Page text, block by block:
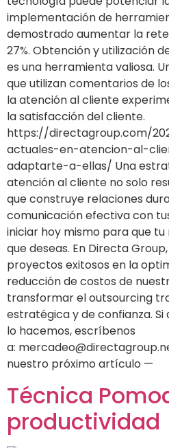
implementación de
demostrado aumentar la
27%. Obtención y utilización
es una herramienta valiosa.
que utilizan comentarios de
la atención al cliente
la satisfacción del cliente.
https://directagroup.com/
actuales-en-atencion-al-
adaptarte-a-ellas/ Una
atención al cliente no solo
que construye relaciones
comunicación efectiva con
iniciar hoy mismo para que
que deseas. En Directa
proyectos exitosos en la
reducción de costos de
transformar el outsourcing
estratégica y de confianza.
lo hacemos, escríbenos
a:
nuestro próximo artículo —
Técnica
productividad